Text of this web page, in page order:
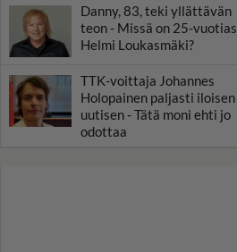
Danny, 83, teki yllättävän
teon - Missä on 25-vuotias
Helmi Loukasmäki?
TTK-voittaja Johannes
Holopainen paljasti iloisen
uutisen - Tätä moni ehti jo
odottaa